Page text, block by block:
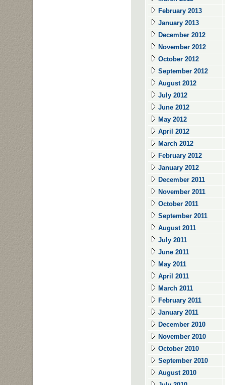
February 2013
January 2013
December 2012
November 2012
October 2012
September 2012
August 2012
July 2012
June 2012
May 2012
April 2012
March 2012
February 2012
January 2012
December 2011
November 2011
October 2011
September 2011
August 2011
July 2011
June 2011
May 2011
April 2011
March 2011
February 2011
January 2011
December 2010
November 2010
October 2010
September 2010
August 2010